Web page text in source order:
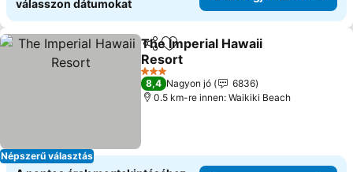
válasszon dátumokat
Népszerű választás
Megosztás
Hozzáadás a kedvencekhez
The Imperial Hawaii
Resort
Árak megjelenítése
3 Kategória
8,4 Nagyon jó
6836
0.5 km-re innen: Waikiki Beach